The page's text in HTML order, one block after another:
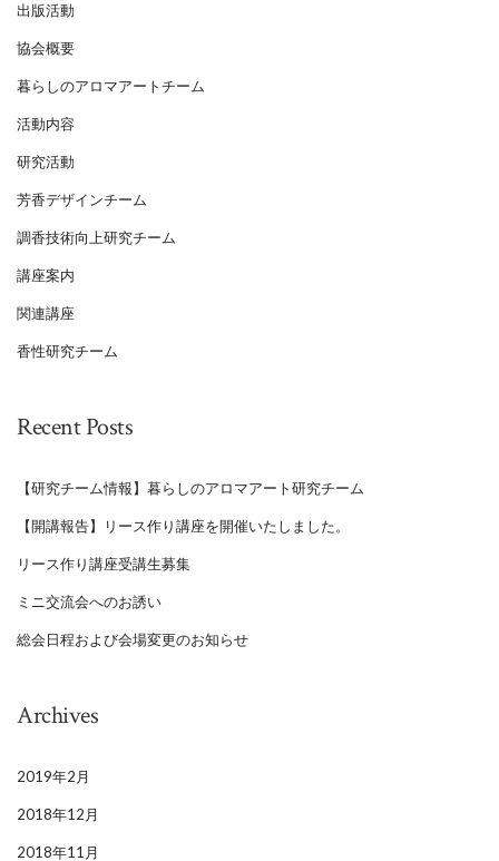
出版活動
協会概要
暮らしのアロマアートチーム
活動内容
研究活動
芳香デザインチーム
調香技術向上研究チーム
講座案内
関連講座
香性研究チーム
Recent Posts
【研究チーム情報】暮らしのアロマアート研究チーム
【開講報告】リース作り講座を開催いたしました。
リース作り講座受講生募集
ミニ交流会へのお誘い
総会日程および会場変更のお知らせ
Archives
2019年2月
2018年12月
2018年11月